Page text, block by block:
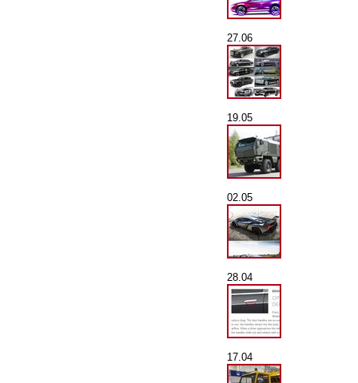
27.06
19.05
02.05
28.04
17.04